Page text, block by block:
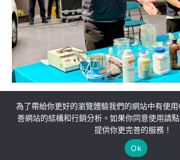
關於我們 隱私權政策 聯絡
Copyright©MORE News
為了帶給你更好的瀏覽體驗我們的網站中有使
善網站的結構和行銷分析。如果你同意使用請
提供你更完善的服務！
Ok